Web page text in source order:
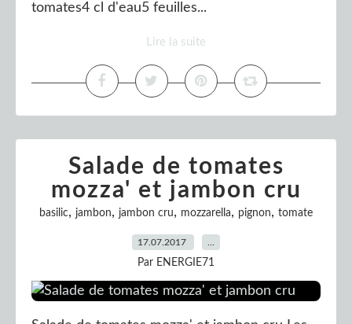
tomates4 cl d'eau5 feuilles...
Lire la suite
Salade de tomates
mozza' et jambon cru
basilic, jambon, jambon cru, mozzarella, pignon, tomate
17.07.2017
Par ENERGIE71